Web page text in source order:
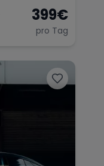
399€
pro Tag